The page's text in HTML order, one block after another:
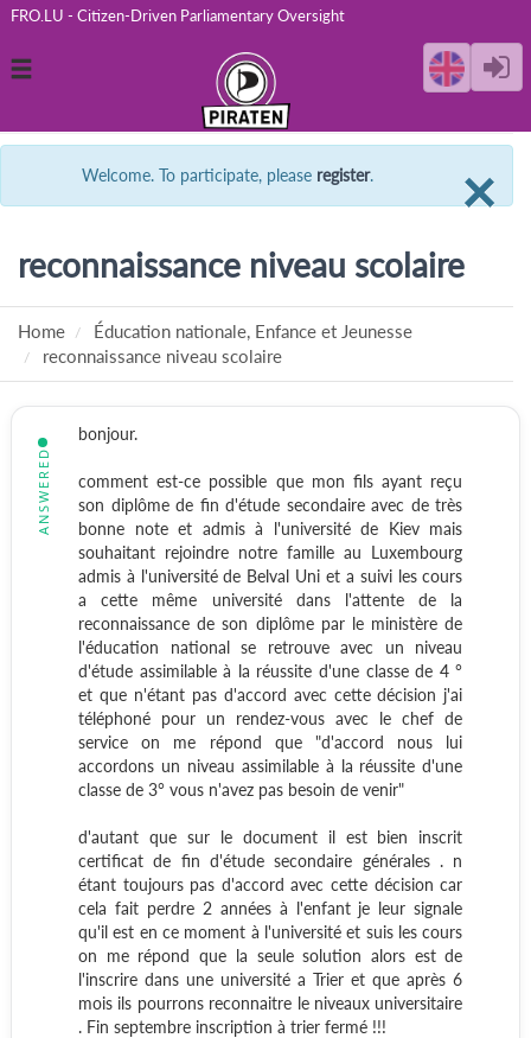
FRO.LU - Citizen-Driven Parliamentary Oversight
Toggle
×
Welcome. To participate, please register.
reconnaissance niveau scolaire
Home
Éducation nationale, Enfance et Jeunesse
reconnaissance niveau scolaire
ANSWERED
bonjour.
comment est-ce possible que mon fils ayant reçu
son diplôme de fin d'étude secondaire avec de très
bonne note et admis à l'université de Kiev mais
souhaitant rejoindre notre famille au Luxembourg
admis à l'université de Belval Uni et a suivi les cours
a cette même université dans l'attente de la
reconnaissance de son diplôme par le ministère de
l'éducation national se retrouve avec un niveau
d'étude assimilable à la réussite d'une classe de 4 °
et que n'étant pas d'accord avec cette décision j'ai
téléphoné pour un rendez-vous avec le chef de
service on me répond que "d'accord nous lui
accordons un niveau assimilable à la réussite d'une
classe de 3° vous n'avez pas besoin de venir"
d'autant que sur le document il est bien inscrit
certificat de fin d'étude secondaire générales . n
étant toujours pas d'accord avec cette décision car
cela fait perdre 2 années à l'enfant je leur signale
qu'il est en ce moment à l'université et suis les cours
on me répond que la seule solution alors est de
l'inscrire dans une université a Trier et que après 6
mois ils pourrons reconnaitre le niveaux universitaire
. Fin septembre inscription à trier fermé !!!